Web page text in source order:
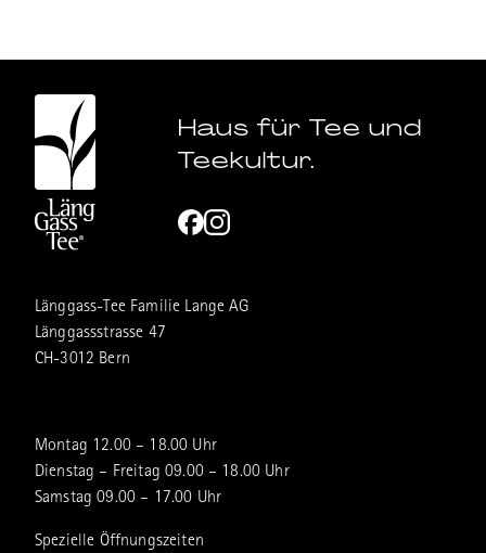
Haus für Tee und
Teekultur.
Länggass-Tee Familie Lange AG
Länggassstrasse 47
CH-3012 Bern
Montag 12.00 – 18.00 Uhr
Dienstag – Freitag 09.00 – 18.00 Uhr
Samstag 09.00 – 17.00 Uhr
Spezielle Öffnungszeiten